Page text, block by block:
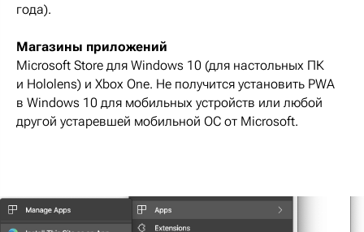
года).
Магазины приложений
Microsoft Store для Windows 10 (для настольных ПК
и Hololens) и Xbox One. Не получится установить PWA
в Windows 10 для мобильных устройств или любой
другой устаревшей мобильной ОС от Microsoft.